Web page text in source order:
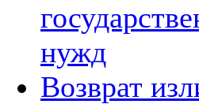
нужд
Возврат